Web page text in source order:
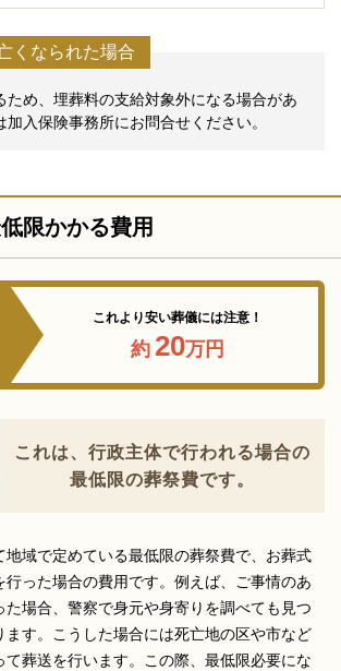
くなられた場合
ため、埋葬料の支給対象外になる場合があ
加入保険事務所にお問合せください。
限かかる費用
これより安い葬儀には注意！
約 20万円
これは、行政主体で行われる場合の
最低限の葬祭費です。
地域で定めている最低限の葬祭費で、お葬式
行った場合の費用です。例えば、ご事情のあ
た場合、警察で身元や身寄りを調べても見つ
ます。こうした場合には死亡地の区や市など
て葬送を行います。この際、最低限必要にな